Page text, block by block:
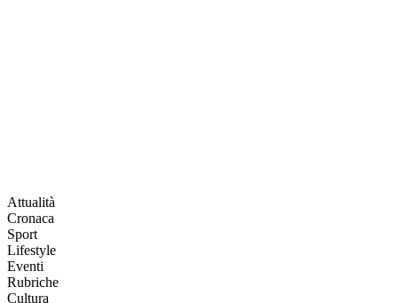
Attualità
Cronaca
Sport
Lifestyle
Eventi
Rubriche
Cultura